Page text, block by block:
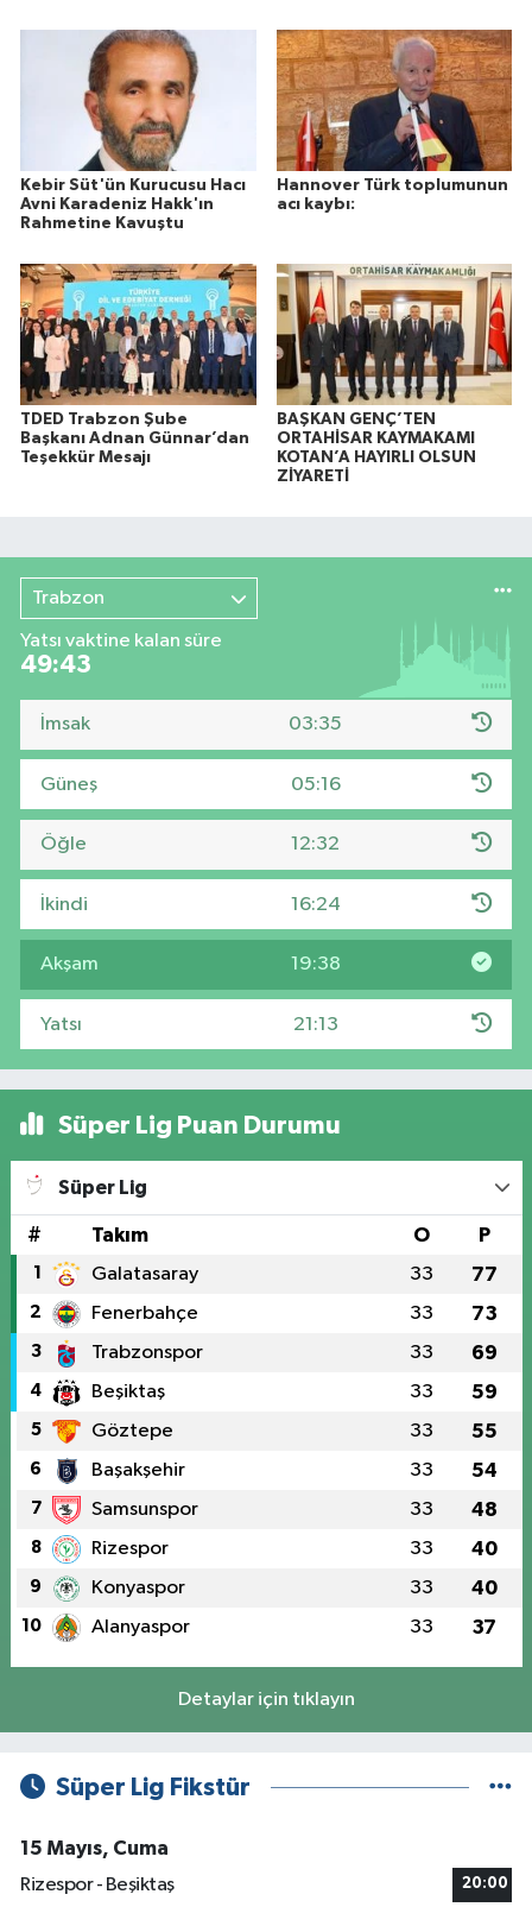
Kebir Süt'ün Kurucusu Hacı
Avni Karadeniz Hakk'ın
Rahmetine Kavuştu
Hannover Türk toplumunun
acı kaybı:
TDED Trabzon Şube
Başkanı Adnan Günnar’dan
Teşekkür Mesajı
BAŞKAN GENÇ’TEN
ORTAHİSAR KAYMAKAMI
KOTAN’A HAYIRLI OLSUN
ZİYARETİ
Trabzon
Yatsı vaktine kalan süre
49:42
İmsak 03:35
Güneş 05:16
Öğle 12:32
İkindi 16:24
Akşam 19:38
Yatsı 21:13
Süper Lig Puan Durumu
Süper Lig
# Takım O P
1 Galatasaray 33 77
2 Fenerbahçe 33 73
3 Trabzonspor 33 69
4 Beşiktaş 33 59
5 Göztepe 33 55
6 Başakşehir 33 54
7 Samsunspor 33 48
8 Rizespor 33 40
9 Konyaspor 33 40
10 Alanyaspor 33 37
Detaylar için tıklayın
Süper Lig Fikstür
15 Mayıs, Cuma
Rizespor - Beşiktaş
20:00